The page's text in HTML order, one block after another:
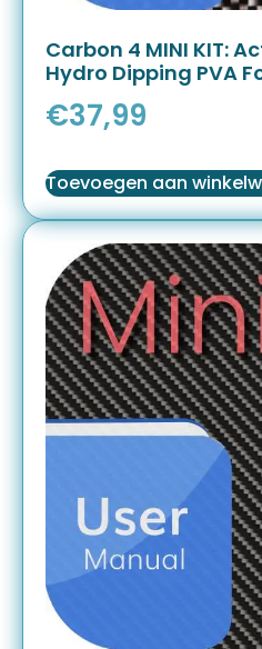
Carbon 4 MINI KIT:
Hydro Dipping PVA
€37,99
Toevoegen aan